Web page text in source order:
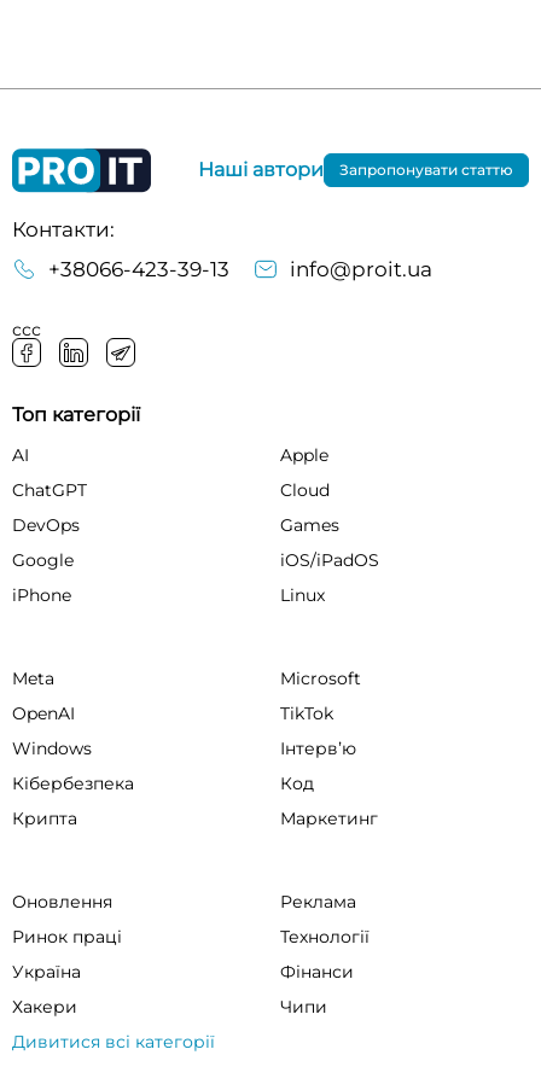
Контакти:
+38066-423-39-13
info@proit.ua
ссс
Наші автори Запропонувати статтю
Топ категорії
AI
Apple
ChatGPT
Cloud
DevOps
Games
Google
iOS/iPadOS
iPhone
Linux
Meta
Microsoft
OpenAI
TikTok
Windows
Інтервʼю
Кібербезпека
Код
Крипта
Маркетинг
Оновлення
Реклама
Ринок праці
Технології
Україна
Фінанси
Хакери
Чипи
Дивитися всі категорії